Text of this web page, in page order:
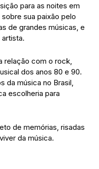
para as noites em
sua paixão pelo
de grandes músicas, e
relação com o rock,
dos anos 80 e 90.
da música no Brasil,
escolheria para
de memórias, risadas
da música.